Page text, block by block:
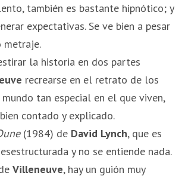
también es bastante hipnótico; y
expectativas. Se ve bien a pesar
metraje.
la historia en dos partes
recrearse en el retrato de los
tan especial en el que viven,
contado y explicado.
(1984) de David Lynch, que es
y no se entiende nada.
Villeneuve, hay un guión muy